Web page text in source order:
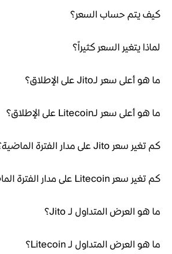
كيف يتم حساب السعر؟
لماذا يتغير السعر كثيراً؟
ما هو أعلى سعر لـJito على الإطلاق؟
ما هو أعلى سعر لـLitecoin على الإطلاق؟
كم تغير سعر Jito على مدار الفترة الماضية؟
كم تغير سعر Litecoin على مدار الفترة الماضية؟
ما هو العرض المتداول لـ Jito؟
ما هو العرض المتداول لـ Litecoin؟